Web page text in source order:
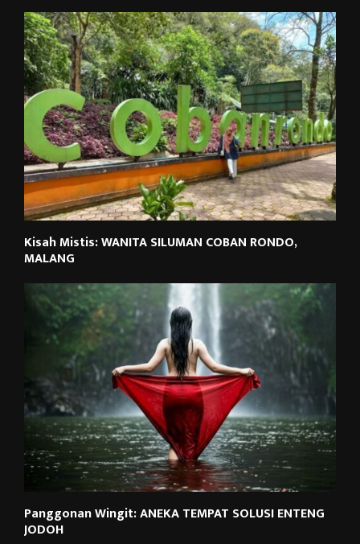
Kisah Mistis: WANITA SILUMAN COBAN RONDO,
MALANG
Panggonan Wingit: ANEKA TEMPAT SOLUSI ENTENG
JODOH